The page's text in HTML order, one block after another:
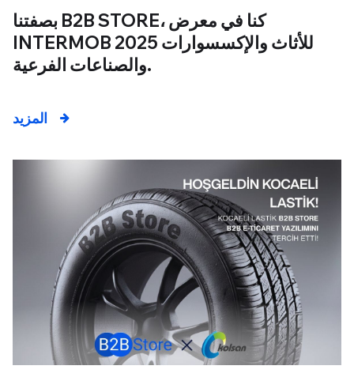
بصفتنا B2B STORE، كنا في معرض
INTERMOB 2025 للأثاث والإكسسوارات
والصناعات الفرعية.
المزيد